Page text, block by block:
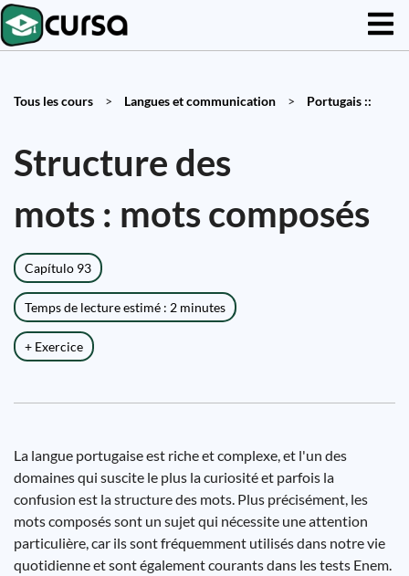
Tous les cours > Langues et communication > Portugais ::
Structure des
mots : mots composés
Capítulo 93
Temps de lecture estimé : 2 minutes
+ Exercice
La langue portugaise est riche et complexe, et l'un des
domaines qui suscite le plus la curiosité et parfois la
confusion est la structure des mots. Plus précisément, les
mots composés sont un sujet qui nécessite une attention
particulière, car ils sont fréquemment utilisés dans notre vie
quotidienne et sont également courants dans les tests Enem.